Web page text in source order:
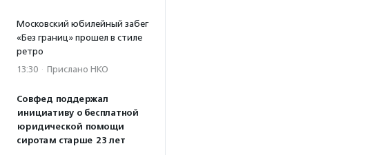
Московский юбилейный забег
«Без границ» прошел в стиле
ретро
13:30 · Прислано НКО
Совфед поддержал
инициативу о бесплатной
юридической помощи
сиротам старше 23 лет